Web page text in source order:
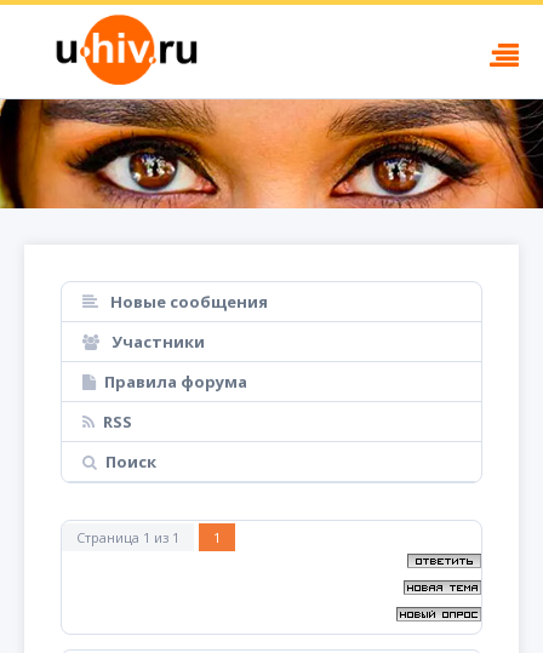
Новые сообщения
Участники
Правила форума
RSS
Поиск
Страница 1 из 1 1